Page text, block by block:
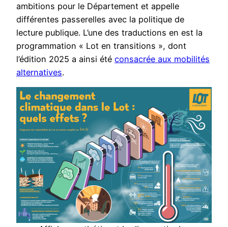
ambitions pour le Département et appelle
différentes passerelles avec la politique de
lecture publique. L’une des traductions en est la
programmation « Lot en transitions », dont
l’édition 2025 a ainsi été consacrée aux mobilités
alternatives.